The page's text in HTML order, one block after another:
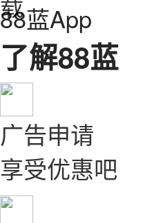
88蓝App
了解88蓝
广告申请
享受优惠吧